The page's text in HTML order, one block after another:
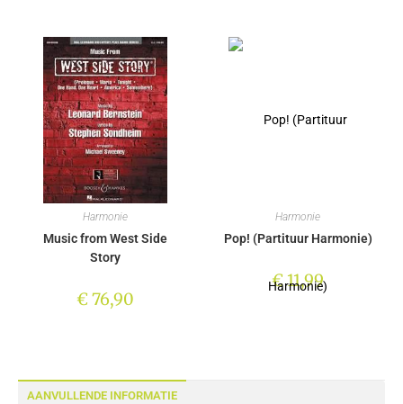
AANVULLENDE INFORMATIE
Harmonie
Music from West Side
Story
€76,90
Harmonie
Pop! (Partituur Harmonie)
€11,99